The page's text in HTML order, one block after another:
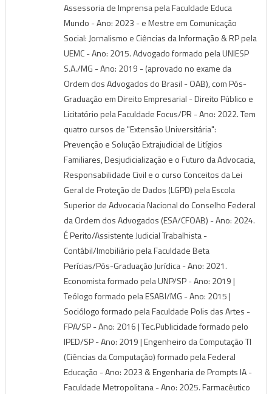
Assessoria de Imprensa pela Faculdade Educa
Mundo - Ano: 2023 - e Mestre em Comunicação
Social: Jornalismo e Ciências da Informação & RP pela
UEMC - Ano: 2015. Advogado formado pela UNIESP
S.A./MG - Ano: 2019 - (aprovado no exame da
Ordem dos Advogados do Brasil - OAB), com Pós-
Graduação em Direito Empresarial - Direito Público e
Licitatório pela Faculdade Focus/PR - Ano: 2022. Tem
quatro cursos de "Extensão Universitária":
Prevenção e Solução Extrajudicial de Litígios
Familiares, Desjudicialização e o Futuro da Advocacia,
Responsabilidade Civil e o curso Conceitos da Lei
Geral de Proteção de Dados (LGPD) pela Escola
Superior de Advocacia Nacional do Conselho Federal
da Ordem dos Advogados (ESA/CFOAB) - Ano: 2024.
É Perito/Assistente Judicial Trabalhista -
Contábil/Imobiliário pela Faculdade Beta
Perícias/Pós-Graduação Jurídica - Ano: 2021.
Economista formado pela UNP/SP - Ano: 2019 |
Teólogo formado pela ESABI/MG - Ano: 2015 |
Sociólogo formado pela Faculdade Polis das Artes -
FPA/SP - Ano: 2016 | Tec.Publicidade formado pelo
IPED/SP - Ano: 2019 | Engenheiro da Computação TI
(Ciências da Computação) formado pela Federal
Educação - Ano: 2023 & Engenharia de Prompts IA -
Faculdade Metropolitana - Ano: 2025. Farmacêutico